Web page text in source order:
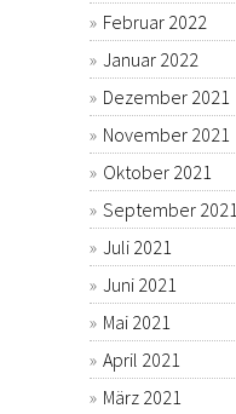
Februar 2022
Januar 2022
Dezember 2021
November 2021
Oktober 2021
September 2021
Juli 2021
Juni 2021
Mai 2021
April 2021
März 2021